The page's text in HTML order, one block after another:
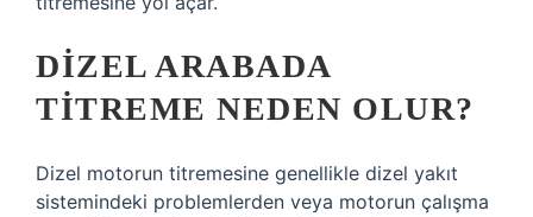
DIZEL ARABADA
TITREME NEDEN OLUR?
Dizel motorun titremesine genellikle dizel yakıt
sistemindeki problemlerden veya motorun çalışma